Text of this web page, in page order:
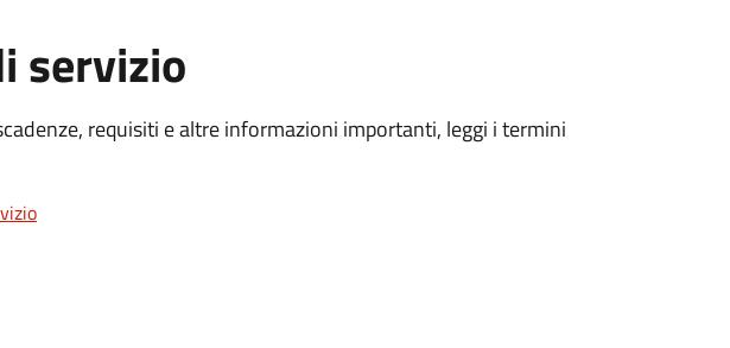
servizio
requisiti e altre informazioni importanti, leggi i termini